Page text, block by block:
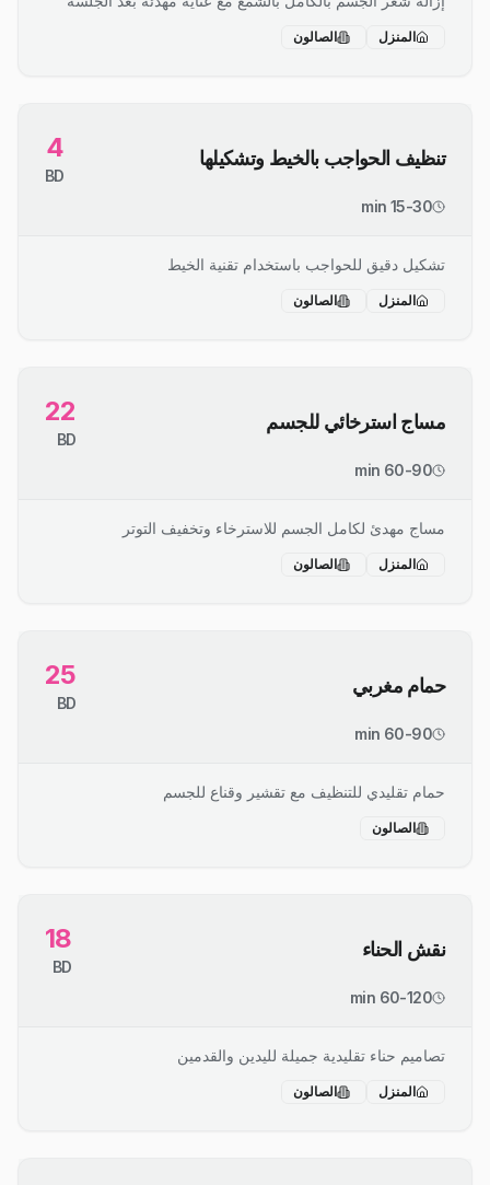
المنزل الصالون
تنظيف الحواجب بالخيط وتشكيلها 4
BD
15-30 min
تشكيل دقيق للحواجب باستخدام تقنية الخيط
المنزل الصالون
مساج استرخائي للجسم 22
BD
60-90 min
مساج مهدئ لكامل الجسم للاسترخاء وتخفيف التوتر
المنزل الصالون
حمام مغربي 25
BD
60-90 min
حمام تقليدي للتنظيف مع تقشير وقناع للجسم
الصالون
نقش الحناء 18
BD
60-120 min
تصاميم حناء تقليدية جميلة لليدين والقدمين
المنزل الصالون